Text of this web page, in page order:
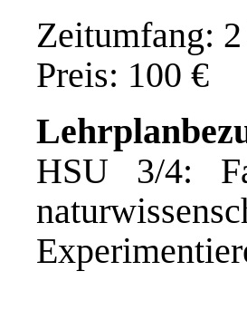
Zeitumfang:
Preis: 100 €
HSU 3/4: